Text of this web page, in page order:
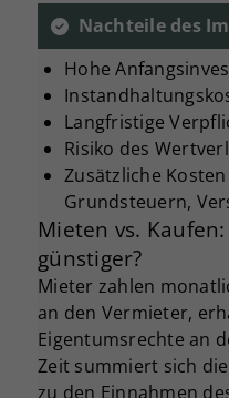
Nachteile des
Hohe
Langfristige
Risiko des
Zusätzliche
Grundsteuern,
Mieten vs.
günstiger?
Mieter zahlen
an den Vermieter,
Eigentumsrechte an
Zeit summiert sich
zu den Einnahmen